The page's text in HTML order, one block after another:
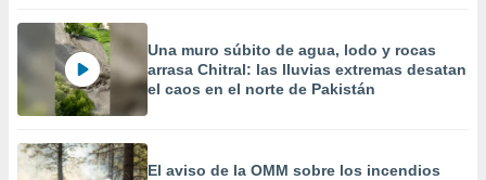
Una muro súbito de agua, lodo y rocas
arrasa Chitral: las lluvias extremas desatan
el caos en el norte de Pakistán
El aviso de la OMM sobre los incendios